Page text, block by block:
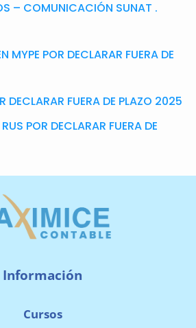
– COMUNICACIÓN SUNAT .
MYPE POR DECLARAR FUERA DE
DECLARAR FUERA DE PLAZO 2025
POR DECLARAR FUERA DE
Información
Cursos